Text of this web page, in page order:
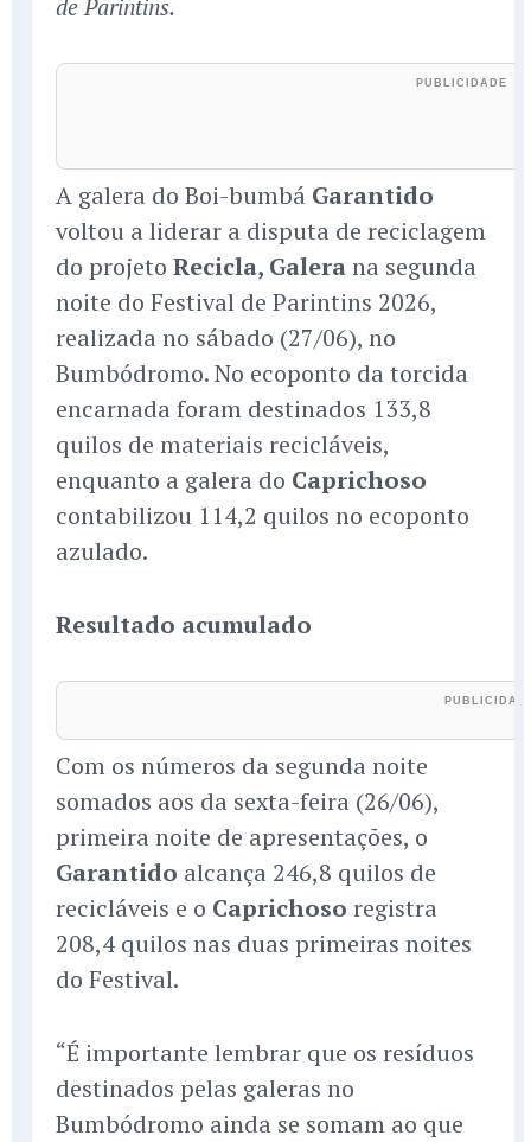
de Parintins.
A galera do Boi-bumbá Garantido
voltou a liderar a disputa de reciclagem
do projeto Recicla, Galerana segunda
noite do Festival de Parintins 2026,
realizada no sábado (27/06), no
Bumbódromo. No ecoponto da torcida
encarnada foram destinados 133,8
quilos de materiais recicláveis,
enquanto a galera do Caprichoso
contabilizou 114,2 quilos no ecoponto
azulado.
Resultado acumulado
Com os números da segunda noite
somados aos da sexta-feira (26/06),
primeira noite de apresentações, o
Garantido alcança 246,8 quilos de
recicláveis e o Caprichoso registra
208,4 quilos nas duas primeiras noites
do Festival.
“É importante lembrar que os resíduos
destinados pelas galeras no
Bumbódromo ainda se somam ao que